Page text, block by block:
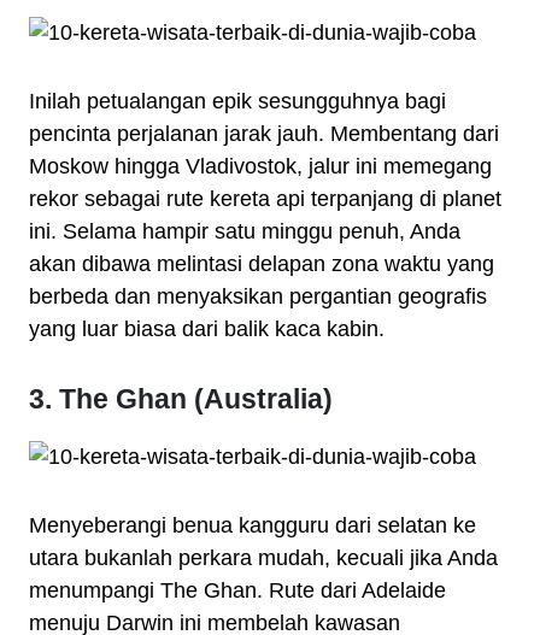
Inilah petualangan epik sesungguhnya bagi
pencinta perjalanan jarak jauh. Membentang dari
Moskow hingga Vladivostok, jalur ini memegang
rekor sebagai rute kereta api terpanjang di planet
ini. Selama hampir satu minggu penuh, Anda
akan dibawa melintasi delapan zona waktu yang
berbeda dan menyaksikan pergantian geografis
yang luar biasa dari balik kaca kabin.
3. The Ghan (Australia)
Menyeberangi benua kangguru dari selatan ke
utara bukanlah perkara mudah, kecuali jika Anda
menumpangi The Ghan. Rute dari Adelaide
menuju Darwin ini membelah kawasan